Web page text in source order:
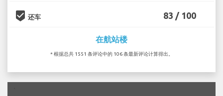
beenhere 还车 83 / 100
在航站楼
* 根据总共 1551 条评论中的 106 条最新评论计算得出。